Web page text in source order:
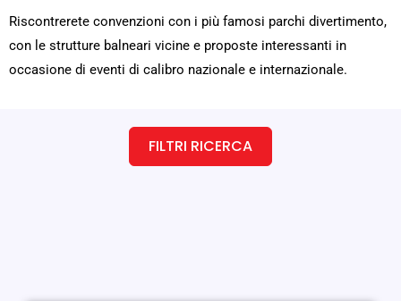
Riscontrerete convenzioni con i più famosi parchi divertimento,
con le strutture balneari vicine e proposte interessanti in
occasione di eventi di calibro nazionale e internazionale.
FILTRI RICERCA